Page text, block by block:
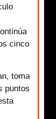
cinco
toma
puntos